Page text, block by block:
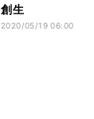
創生
2020/05/19 06:00